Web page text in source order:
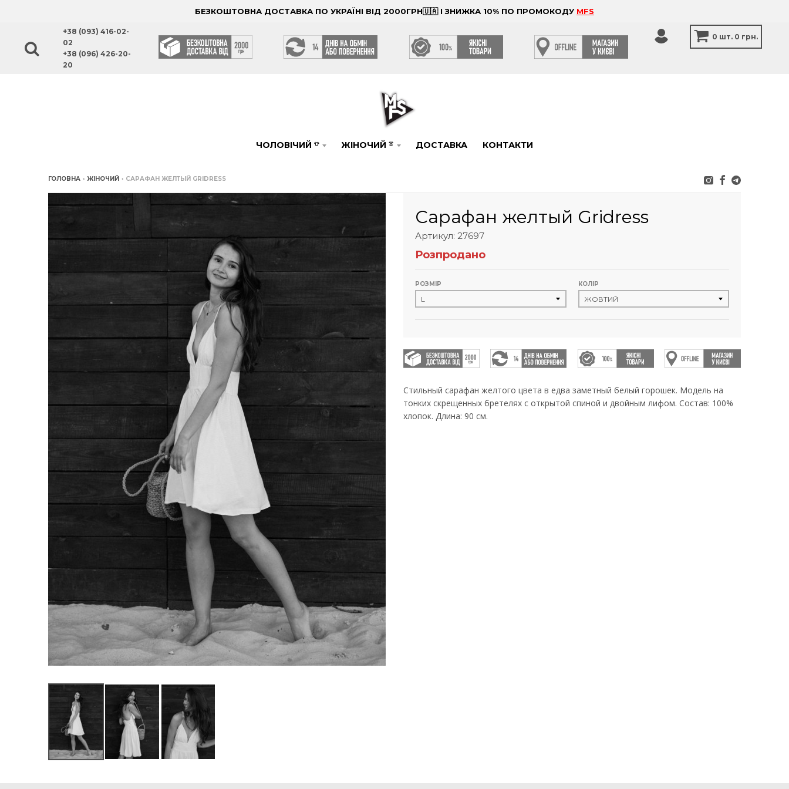
БЕЗКОШТОВНА ДОСТАВКА ПО УКРАЇНІ ВІД 2000ГРН🇺🇦 І ЗНИЖКА 10% ПО ПРОМОКОДУ MFS
+38 (093) 416-02-
02
+38 (096) 426-20-
20
0 шт. 0 грн.
ЧОЛОВІЧИЙ 👕 ЖІНОЧИЙ 👚 ДОСТАВКА КОНТАКТИ
ГОЛОВНА › ЖІНОЧИЙ › САРАФАН ЖЕЛТЫЙ GRIDRESS
Сарафан желтый Gridress
Артикул: 27697
Розпродано
РОЗМІР КОЛІР
Стильный сарафан желтого цвета в едва заметный белый горошек. Модель на
тонких скрещенных бретелях с открытой спиной и двойным лифом. Состав: 100%
хлопок. Длина: 90 см.